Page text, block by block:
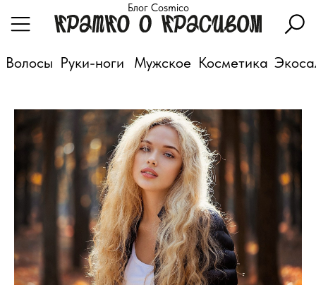
Блог Cosmico
Мужское
Руки-ноги
Волосы Косметика